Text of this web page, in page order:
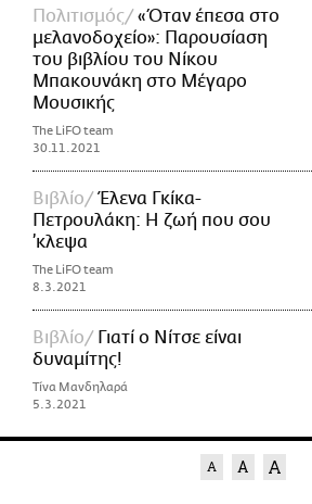
Πολιτισμός
«Όταν έπεσα στο
μελανοδοχείο»: Παρουσίαση
του βιβλίου του Νίκου
Μπακουνάκη στο Μέγαρο
Μουσικής
The LiFO team
30.11.2021
Βιβλίο
Έλενα Γκίκα-
Πετρουλάκη: Η ζωή που σου
’κλεψα
The LiFO team
8.3.2021
Βιβλίο
Γιατί ο Νίτσε είναι
δυναμίτης!
Τίνα Μανδηλαρά
5.3.2021